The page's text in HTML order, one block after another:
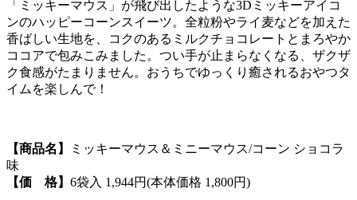
「ミッキーマウス」が飛び出したような3Dミッキーアイコ
ンのハッピーコーンスイーツ。全粒粉やライ麦などを加えた
香ばしい生地を、コクのあるミルクチョコレートとまろやか
ココアで包みこみました。つい手が止まらなくなる、ザクザ
ク食感がたまりません。おうちでゆっくり癒されるおやつタ
イムを楽しんで！
【商品名】
ミッキーマウス＆ミニーマウス/コーン ショコラ
味
【価 格】 6袋入 1,944円(本体価格 1,800円)